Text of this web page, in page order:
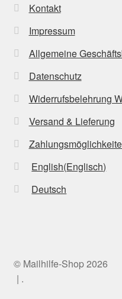
Kontakt
Impressum
Allgemeine
Datenschutz
Widerrufsbelehrung
Versand & Lieferung
English(Englisch)
Deutsch
© Mailhilfe-Shop 2026
.